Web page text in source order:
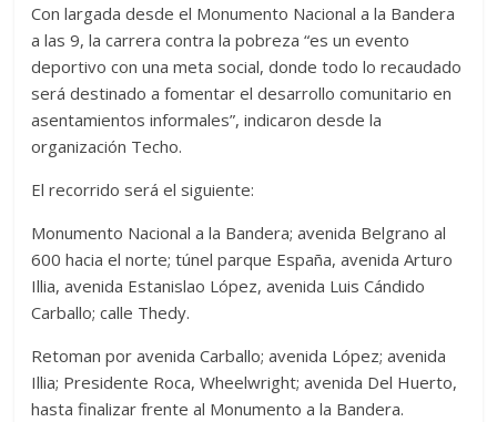
Con largada desde el Monumento Nacional a la Bandera
a las 9, la carrera contra la pobreza “es un evento
deportivo con una meta social, donde todo lo recaudado
será destinado a fomentar el desarrollo comunitario en
asentamientos informales”, indicaron desde la
organización Techo.
El recorrido será el siguiente:
Monumento Nacional a la Bandera; avenida Belgrano al
600 hacia el norte; túnel parque España, avenida Arturo
Illia, avenida Estanislao López, avenida Luis Cándido
Carballo; calle Thedy.
Retoman por avenida Carballo; avenida López; avenida
Illia; Presidente Roca, Wheelwright; avenida Del Huerto,
hasta finalizar frente al Monumento a la Bandera.